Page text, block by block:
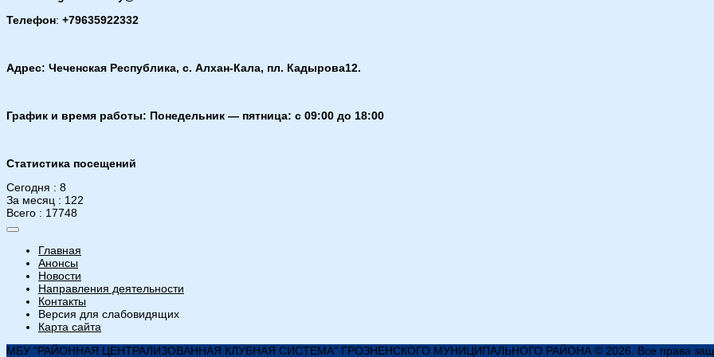
Телефон: +79635922332
Адрес: Чеченская Республика, с. Алхан-Кала, пл. Кадырова12.
График и время работы: Понедельник — пятница: с 09:00 до 18:00
Статистика посещений
Сегодня : 8
За месяц : 122
Всего : 17748
Главная
Анонсы
Новости
Направления деятельности
Контакты
Версия для слабовидящих
Карта сайта
МБУ "РАЙОННАЯ ЦЕНТРАЛИЗОВАННАЯ КЛУБНАЯ СИСТЕМА" ГРОЗНЕНСКОГО МУНИЦИПАЛЬНОГО РАЙОНА © 2026. Все права